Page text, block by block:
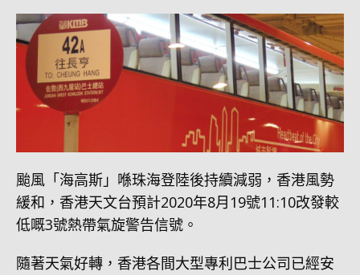
颱風「海高斯」喺珠海登陸後持續減弱，香港風勢
緩和，香港天文台預計2020年8月19號11:10改發較
低嘅3號熱帶氣旋警告信號。
隨著天氣好轉，香港各間大型專利巴士公司已經安